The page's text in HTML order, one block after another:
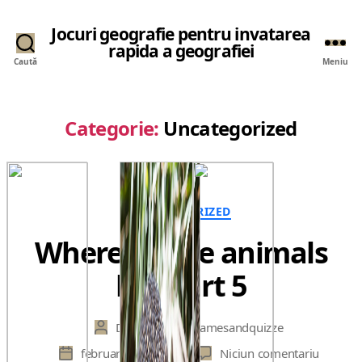
Caută
Jocuri geografie pentru invatarea
rapida a geografiei Meniu
Categorie: Uncategorized
Categorii
UNCATEGORIZED
Where do the animals
live part 5
Autor
articol
Degeographygamesandquizze
Datăfebruarie 17, 2025 Niciun comentariu